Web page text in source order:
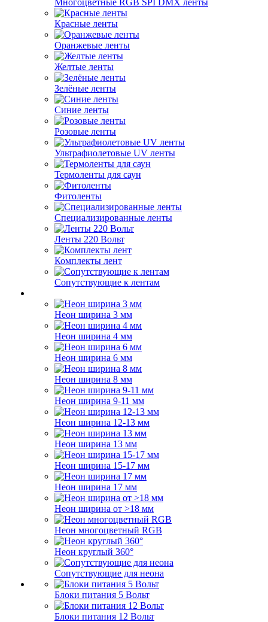
Многоцветные RGB SPI DMX ленты
Красные ленты
Оранжевые ленты
Желтые ленты
Зелёные ленты
Синие ленты
Розовые ленты
Ультрафиолетовые UV ленты
Термоленты для саун
Фитоленты
Специализированные ленты
Ленты 220 Вольт
Комплекты лент
Сопутствующие к лентам
Неон ширина 3 мм
Неон ширина 4 мм
Неон ширина 6 мм
Неон ширина 8 мм
Неон ширина 9-11 мм
Неон ширина 12-13 мм
Неон ширина 13 мм
Неон ширина 15-17 мм
Неон ширина 17 мм
Неон ширина от >18 мм
Неон многоцветный RGB
Неон круглый 360°
Сопутствующие для неона
Блоки питания 5 Вольт
Блоки питания 12 Вольт